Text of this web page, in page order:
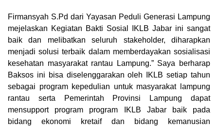
Firmansyah S.Pd dari Yayasan Peduli Generasi Lampung
mejelaskan Kegiatan Bakti Sosial IKLB Jabar ini sangat
baik dan melibatkan seluruh stakeholder, diharapkan
menjadi solusi terbaik dalam memberdayakan sosialisasi
kesehatan masyarakat rantau Lampung.” Saya berharap
Baksos ini bisa diselenggarakan oleh IKLB setiap tahun
sebagai program kepedulian untuk masyarakat lampung
rantau serta Pemerintah Provinsi Lampung dapat
mensupport program program IKLB Jabar baik pada
bidang ekonomi kretaif dan bidang kemanusian